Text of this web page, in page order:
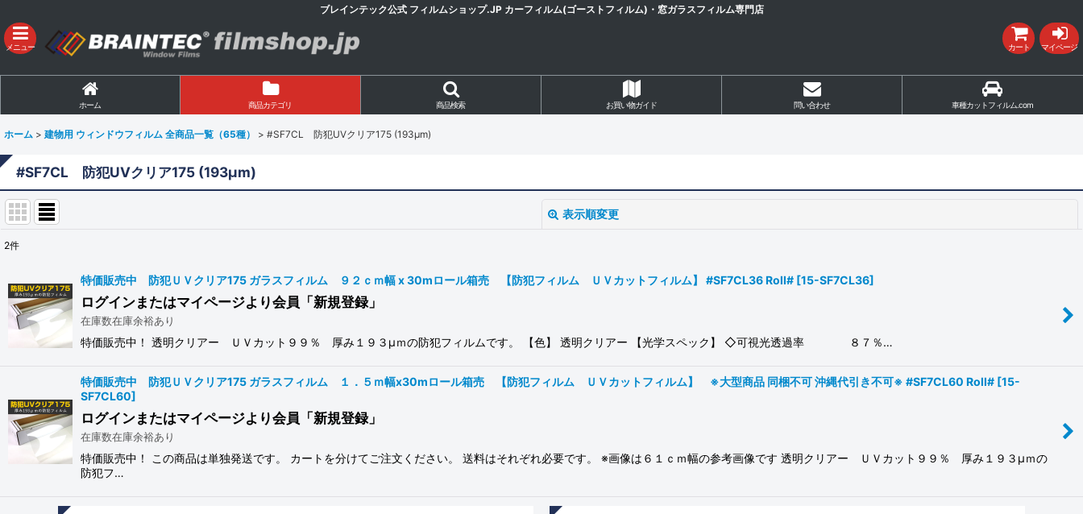
ブレインテック公式 フィルムショップ.JP カーフィルム(ゴーストフィルム)・窓ガラスフィルム専門店
メニュー カート マイページ
ホーム 商品カテゴリ 商品検索 お買い物ガイド 問い合わせ 車種カットフィルム.com
ホーム > 建物用 ウィンドウフィルム 全商品一覧（65種） > #SF7CL 防犯UVクリア175 (193μm)
#SF7CL 防犯UVクリア175 (193μm)
表示順変更
並び順:
絞り込む
2件
特価販売中 防犯ＵＶクリア175 ガラスフィルム ９２ｃｍ幅 x 30mロール箱売 【防犯フィルム ＵＶカットフィルム】 #SF7CL36 Roll# [15-SF7CL36]
ログインまたはマイページより会員「新規登録」
在庫数在庫余裕あり
特価販売中！ 透明クリアー ＵＶカット９９％ 厚み１９３μｍの防犯フィルムです。 【色】 透明クリアー 【光学スペック】 ◇可視光透過率 ８７％…
特価販売中 防犯ＵＶクリア175 ガラスフィルム １．５ｍ幅x30mロール箱売 【防犯フィルム ＵＶカットフィルム】 ※大型商品 同梱不可 沖縄代引き不可※ #SF7CL60 Roll# [15-
SF7CL60]
ログインまたはマイページより会員「新規登録」
在庫数在庫余裕あり
特価販売中！ この商品は単独発送です。 カートを分けてご注文ください。 送料はそれぞれ必要です。 ※画像は６１ｃｍ幅の参考画像です 透明クリアー ＵＶカット９９％ 厚み１９３μｍの
防犯フ…